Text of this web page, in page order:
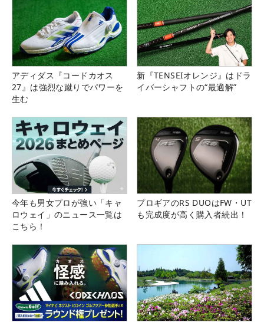
アディダス『コードカオス
27』は強烈な蹴りでパワーを
生む
新『TENSEIオレンジ』はドラ
イバーシャフトの“最適解”
今年も男女プロが強い「キャ
ロウェイ」のニュース一覧は
こちら！
プロギアのRS DUOはFW・UT
も完成度が高く購入者続出！